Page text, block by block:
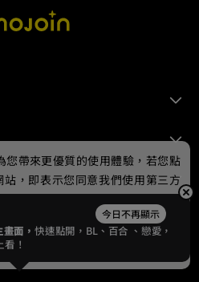
Entertainment Co., Ltd.
今日不再顯示
畫面，快速點開，BL、 百合 、戀愛，
！
您帶來更優質的使用體驗，若您點
，即表示您同意我們使用第三方
隱私權政策。
我同意